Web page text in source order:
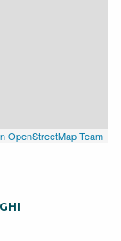
OpenStreetMap Team